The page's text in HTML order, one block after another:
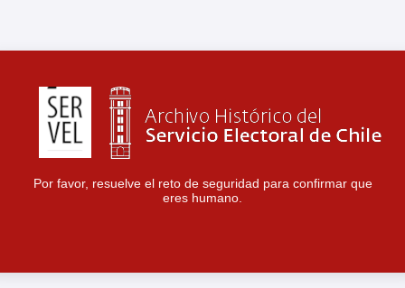
Por favor, resuelve el reto de seguridad para confirmar que
eres humano.